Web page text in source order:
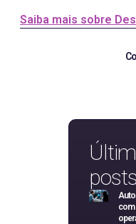
Saiba mais sobre
posts
com